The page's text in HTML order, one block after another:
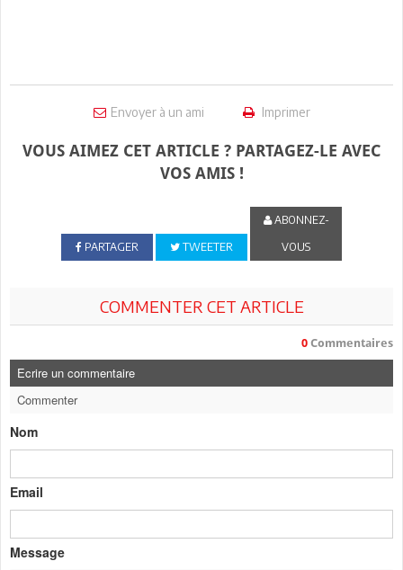
Envoyer à un ami Imprimer
VOUS AIMEZ CET ARTICLE ? PARTAGEZ-LE AVEC
VOS AMIS !
PARTAGER TWEETER
ABONNEZ-
VOUS
COMMENTER CET ARTICLE
0 Commentaires
Ecrire un commentaire
Commenter
Nom
Email
Message